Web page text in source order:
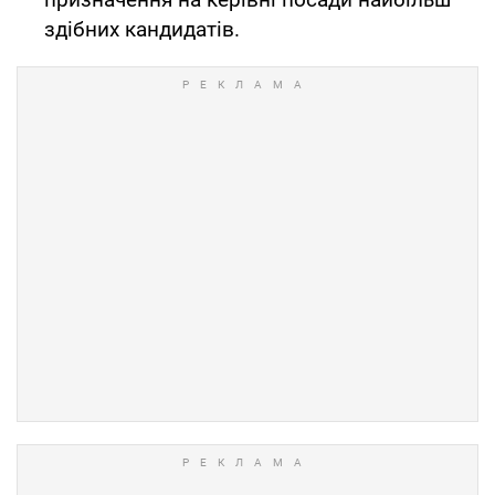
здібних кандидатів.